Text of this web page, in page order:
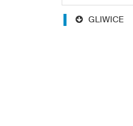
GLIWICE